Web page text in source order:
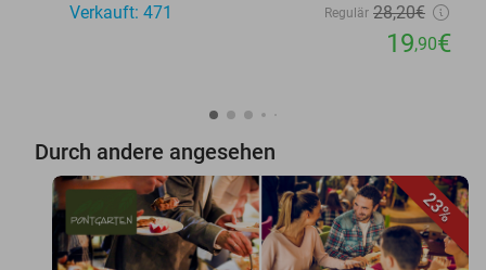
Verkauft: 471
Regulär 28,20€
19,90€
Durch andere angesehen
23%